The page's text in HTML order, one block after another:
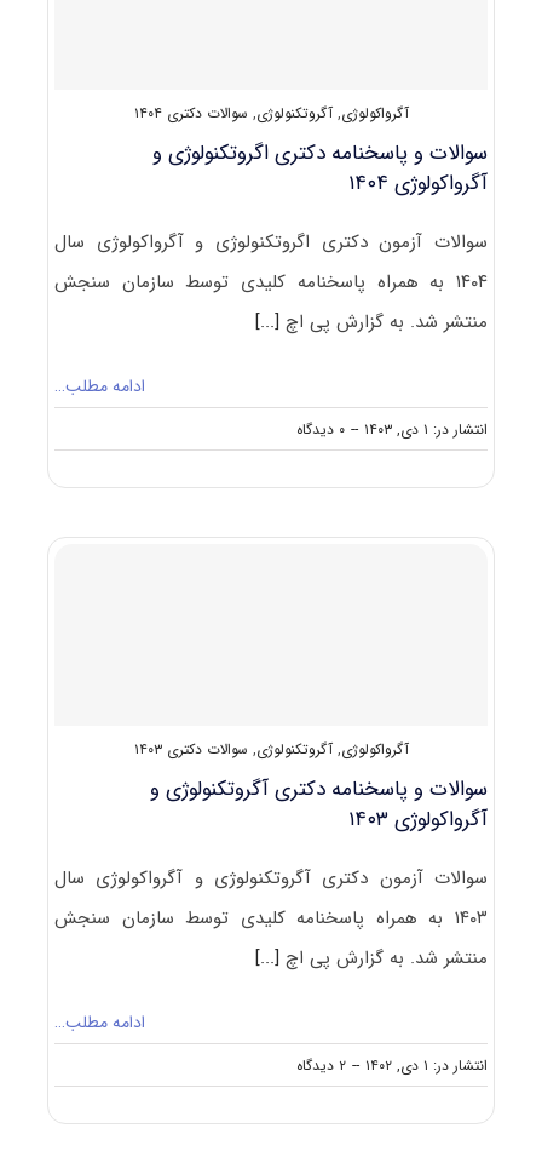
آگرواکولوژی,آگروتکنولوژی, سوالات دکتری ۱۴۰۴
سوالات و پاسخنامه دکتری اگروتکنولوژی و
آگرواکولوژی ۱۴۰۴
سوالات آزمون دکتری اگروتکنولوژی و آگرواکولوژی سال
۱۴۰۴ به همراه پاسخنامه کلیدی توسط سازمان سنجش
منتشر شد. به گزارش پی اچ[...]
ادامه مطلب…
انتشار در: ۱ دی, ۱۴۰۳ -- ۰ دیدگاه
on
سوالات
اگروتکنولوژی
آگرواکولوژی,آگروتکنولوژی, سوالات دکتری ۱۴۰۳
سوالات و پاسخنامه دکتری آگروتکنولوژی و
آگرواکولوژی ۱۴۰۳
سوالات آزمون دکتری آگروتکنولوژی و آگرواکولوژی سال
۱۴۰۳ به همراه پاسخنامه کلیدی توسط سازمان سنجش
منتشر شد. به گزارش پی اچ[...]
ادامه مطلب…
انتشار در: ۱ دی, ۱۴۰۲ -- ۲ دیدگاه
on
سوالات